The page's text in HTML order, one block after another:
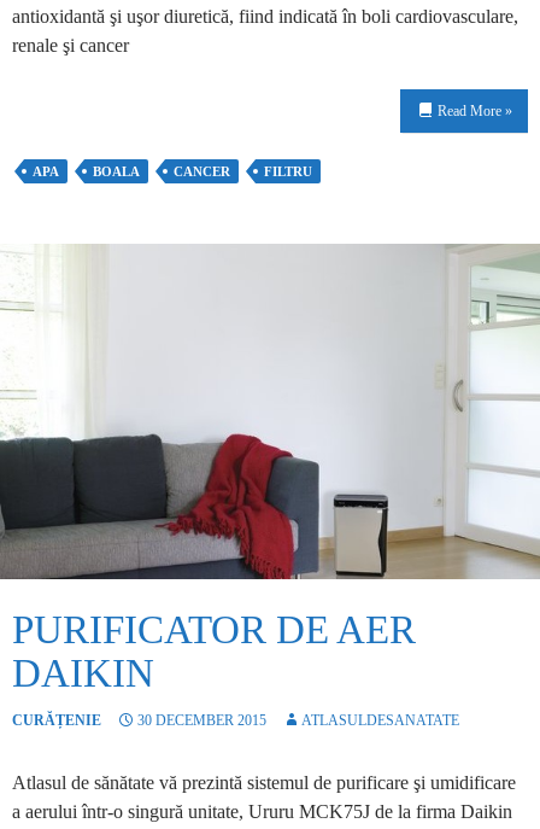
antioxidantă şi uşor diuretică, fiind indicată în boli cardiovasculare,
renale şi cancer
Read More »
APA BOALA CANCER FILTRU
PURIFICATOR DE AER
DAIKIN
CURĂȚENIE 30 DECEMBER 2015 ATLASULDESANATATE
Atlasul de sănătate vă prezintă sistemul de purificare şi umidificare
a aerului într-o singură unitate, Ururu MCK75J de la firma Daikin